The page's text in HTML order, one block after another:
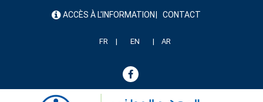
menu ACCÈS À L'INFORMATION CONTACT
FR EN AR